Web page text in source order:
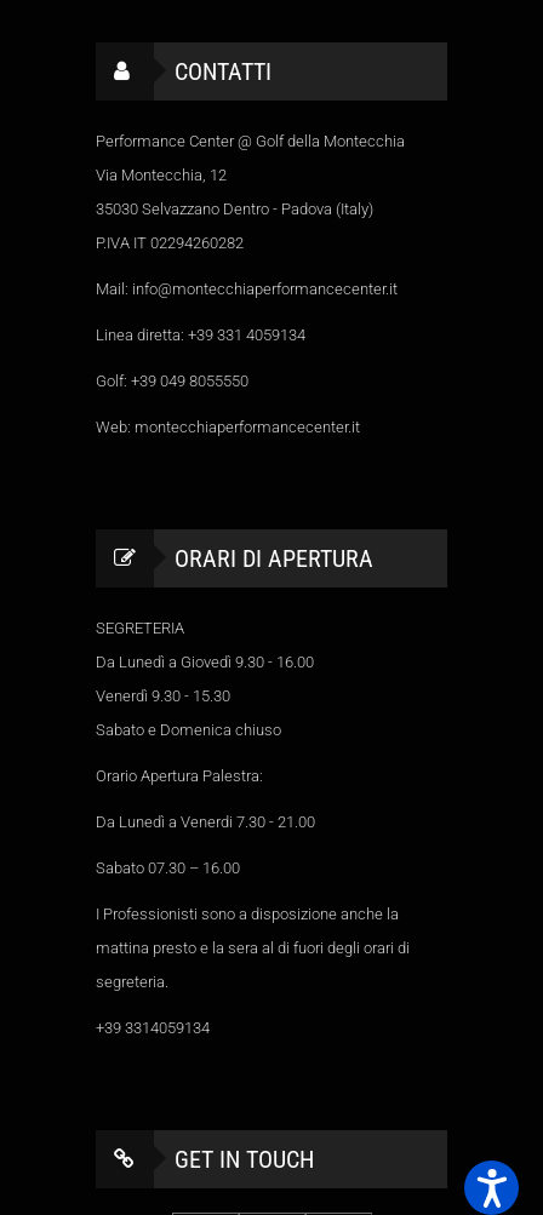
CONTATTI
Performance Center @ Golf della Montecchia
Via Montecchia, 12
35030 Selvazzano Dentro - Padova (Italy)
P.IVA IT 02294260282
Mail: info@montecchiaperformancecenter.it
Linea diretta: +39 331 4059134
Golf: +39 049 8055550
Web: montecchiaperformancecenter.it
ORARI DI APERTURA
SEGRETERIA
Da Lunedì a Giovedì 9.30 - 16.00
Venerdì 9.30 - 15.30
Sabato e Domenica chiuso
Orario Apertura Palestra:
Da Lunedì a Venerdi 7.30 - 21.00
Sabato 07.30 – 16.00
I Professionisti sono a disposizione anche la
mattina presto e la sera al di fuori degli orari di
segreteria.
+39 3314059134
GET IN TOUCH